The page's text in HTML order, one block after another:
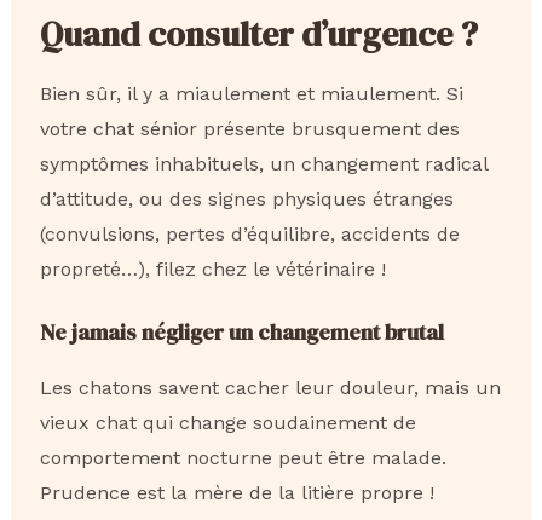
Quand consulter d’urgence ?
Bien sûr, il y a miaulement et miaulement. Si
votre chat sénior présente brusquement des
symptômes inhabituels, un changement radical
d’attitude, ou des signes physiques étranges
(convulsions, pertes d’équilibre, accidents de
propreté…), filez chez le vétérinaire !
Ne jamais négliger un changement brutal
Les chatons savent cacher leur douleur, mais un
vieux chat qui change soudainement de
comportement nocturne peut être malade.
Prudence est la mère de la litière propre !